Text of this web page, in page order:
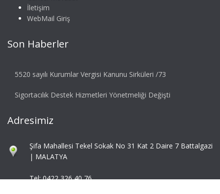
İletişim
WebMail Giriş
Son Haberler
5520 sayılı Kurumlar Vergisi Kanunu Sirküleri /73
Sigortacılık Destek Hizmetleri Yönetmeliği Değişti
Adresimiz
Şifa Mahallesi Tekel Sokak No 31 Kat 2 Daire 7 Battalgazi
| MALATYA
Tel: 0422 326 40 76